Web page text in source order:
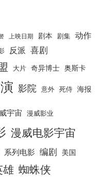
上映日期 剧本 剧集 动作
反派 喜剧
大片 奇异博士 奥斯卡
影院 意外 死侍 海报
宇宙 漫威影业
漫威电影宇宙
系列电影 编剧 美国
雄 蜘蛛侠